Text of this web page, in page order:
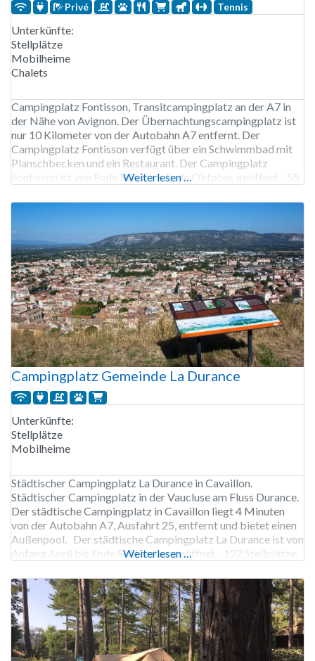
Privé Tennis
Unterkünfte:
Stellplätze
Mobilheime
Chalets
Campingplatz Fontisson, Transitcampingplatz an der A7 in
der Nähe von Avignon. Der Übernachtungscampingplatz ist
nur 10 Kilometer von der Autobahn A7 entfernt. Der
Campingplatz Fontisson verfügt über ein Schwimmbad mit
Planschbecken und ein Restaurant. Der Campingplatz
Fontisson ist von Ende März bis Ende Oktober geöffnet. 55
privaten Sanitäranlagen, Chalets und Mobilheimen.
Weiterlesen …
Campingplatz Gemeinde La Durance
Unterkünfte:
Stellplätze
Mobilheime
Städtischer Campingplatz La Durance in Cavaillon.
Städtischer Campingplatz in der Vaucluse am Fluss Durance.
Der städtische Campingplatz in Cavaillon liegt 4 Minuten
von der Autobahn A7, Ausfahrt 25, entfernt und bietet einen
Außenpool. Der städtische Campingplatz La Durance ist von
Anfang April bis Ende September geöffnet. 122 Stellplätze.
Weiterlesen …